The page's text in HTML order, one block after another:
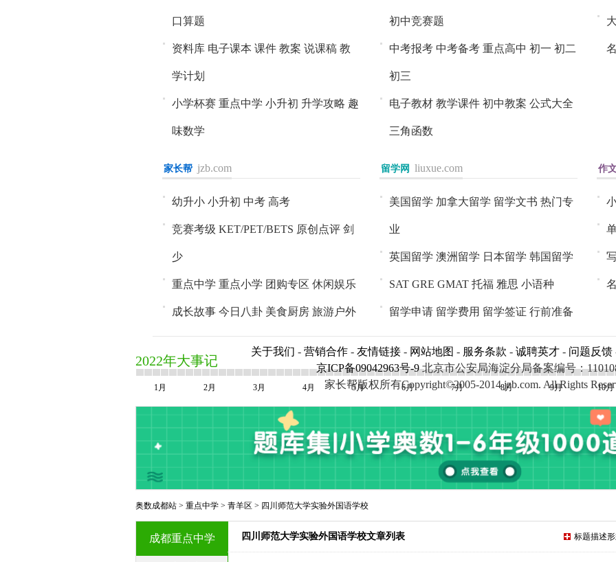
口算题
资料库 电子课本 课件 教案 说课稿 教
学计划
小学杯赛 重点中学 小升初 升学攻略 趣
味数学
初中竞赛题
中考报考 中考备考 重点高中 初一 初二
初三
电子教材 教学课件 初中教案 公式大全
三角函数
名
家长帮 jzb.com
进入>>
幼升小 小升初 中考 高考
竞赛考级 KET/PET/BETS 原创点评 剑
少
重点中学 重点小学 团购专区 休闲娱乐
成长故事 今日八卦 美食厨房 旅游户外
留学网 liuxue.com
进入>>
美国留学 加拿大留学 留学文书 热门专
业
英国留学 澳洲留学 日本留学 韩国留学
SAT GRE GMAT 托福 雅思 小语种
留学申请 留学费用 留学签证 行前准备
作
关于我们 - 营销合作 - 友情链接 - 网站地图 - 服务条款 - 诚聘英才 - 问题反馈
京ICP备09042963号-9北京市公安局海淀分局备案编号：
家长帮版权所有Copyright©2005-2014 jzb.com. All Rights
2022年大事记
1月 2月 3月 4月 5月 6月 7月 8月 9月 10月
奥数成都站 > 重点中学 > 青羊区 > 四川师范大学实验外国语学校
成都重点中学 四川师范大学实验外国语学校文章列表 标题描述